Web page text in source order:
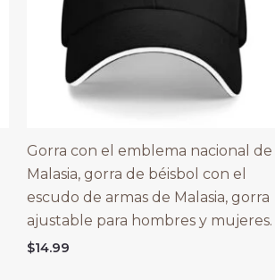
Gorra con el emblema nacional de
Malasia, gorra de béisbol con el
escudo de armas de Malasia, gorra
ajustable para hombres y mujeres.
$14.99